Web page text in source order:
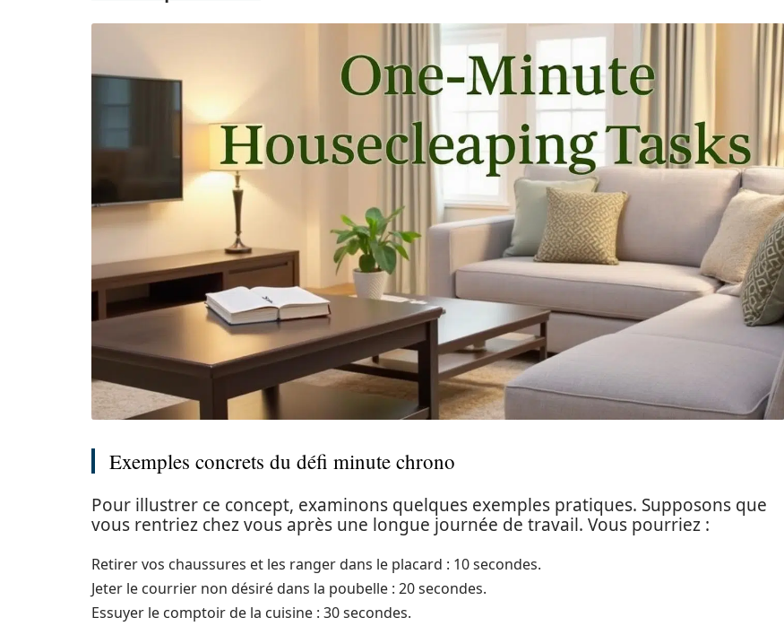
Exemples concrets du défi minute chrono
Pour illustrer ce concept, examinons quelques exemples pratiques. Supposons que
vous rentriez chez vous après une longue journée de travail. Vous pourriez :
Retirer vos chaussures et les ranger dans le placard : 10 secondes.
Jeter le courrier non désiré dans la poubelle : 20 secondes.
Essuyer le comptoir de la cuisine : 30 secondes.